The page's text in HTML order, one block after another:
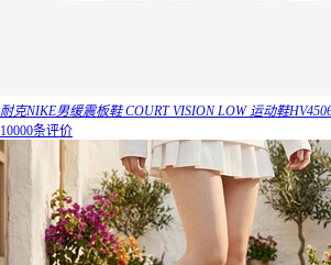
耐克NIKE男缓震板鞋 COURT VISION LOW 运动鞋
10000条评价